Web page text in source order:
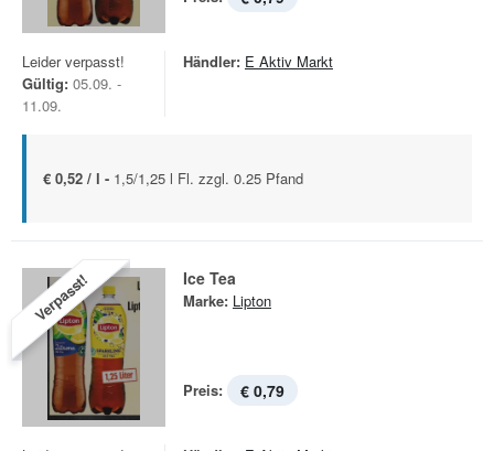
Leider verpasst!
Gültig: 05.09. -
11.09.
Händler: E Aktiv Markt
€ 0,52 / l - 1,5/1,25 l Fl. zzgl. 0.25 Pfand
Verpasst! Ice Tea
Marke: Lipton
Preis: € 0,79